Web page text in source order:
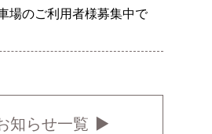
場のご利用者様募集中で
知らせ一覧